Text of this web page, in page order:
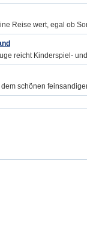
Reise wert, egal ob
reicht Kinderspiel-
schönen